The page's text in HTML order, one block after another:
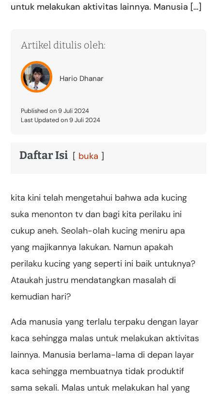
untuk melakukan aktivitas lainnya. Manusia […]
Artikel ditulis oleh:
Hario Dhanar
Published on 9 Juli 2024
Last Updated on 9 Juli 2024
Daftar Isi buka
kita kini telah mengetahui bahwa ada kucing
suka menonton tv dan bagi kita perilaku ini
cukup aneh. Seolah-olah kucing meniru apa
yang majikannya lakukan. Namun apakah
perilaku kucing yang seperti ini baik untuknya?
Ataukah justru mendatangkan masalah di
kemudian hari?
Ada manusia yang terlalu terpaku dengan layar
kaca sehingga malas untuk melakukan aktivitas
lainnya. Manusia berlama-lama di depan layar
kaca sehingga membuatnya tidak produktif
sama sekali. Malas untuk melakukan hal yang